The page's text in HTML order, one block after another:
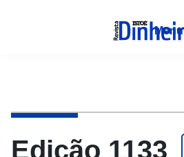
Menu
Edição 1133